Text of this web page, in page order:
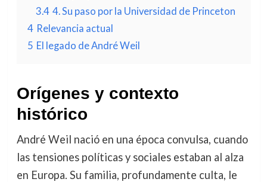
3.4 4. Su paso por la Universidad de Princeton
4 Relevancia actual
5 El legado de André Weil
Orígenes y contexto
histórico
André Weil nació en una época convulsa, cuando
las tensiones políticas y sociales estaban al alza
en Europa. Su familia, profundamente culta, le